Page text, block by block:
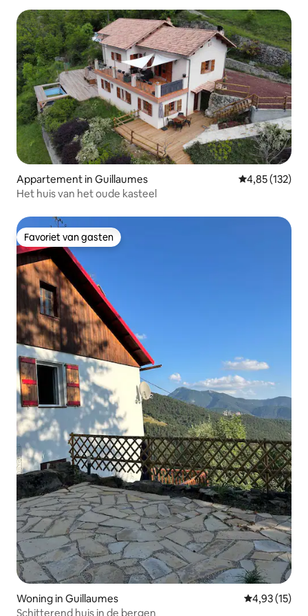
Appartement in Guillaumes Gemiddelde
4,85 (132)
Het huis van het oude kasteel
Favoriet van gasten
Favoriet van gasten
Woning in Guillaumes Gemiddelde
4,93 (15)
Schitterend huis in de bergen